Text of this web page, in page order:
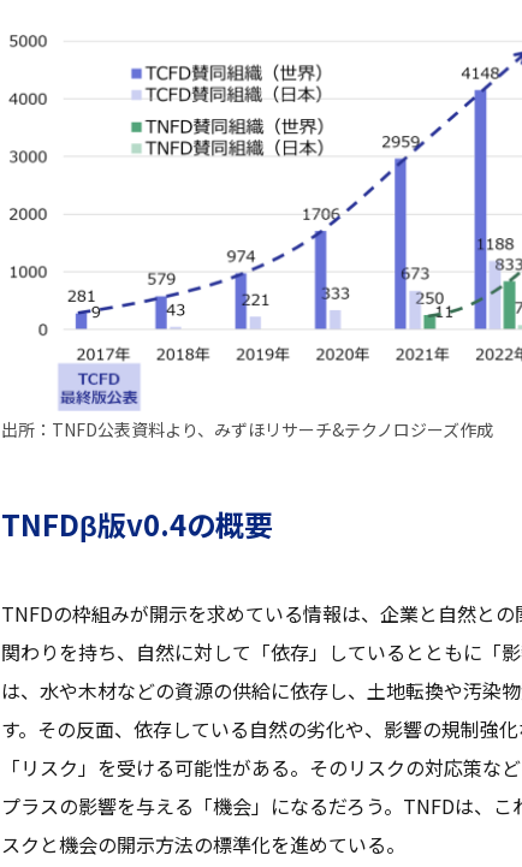
出所：TNFD公表資料より、みずほリサーチ&テクノロジーズ作成
TNFDβ版v0.4の概要
TNFDの枠組みが開示を求めている情報は、企業と自然と
関わりを持ち、自然に対して「依存」しているとともに「
は、水や木材などの資源の供給に依存し、土地転換や汚染
す。その反面、依存している自然の劣化や、影響の規制強
「リスク」を受ける可能性がある。そのリスクの対応策な
プラスの影響を与える「機会」になるだろう。TNFDは、
スクと機会の開示方法の標準化を進めている。